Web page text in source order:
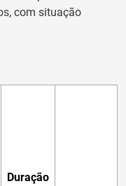
com situação
Duração